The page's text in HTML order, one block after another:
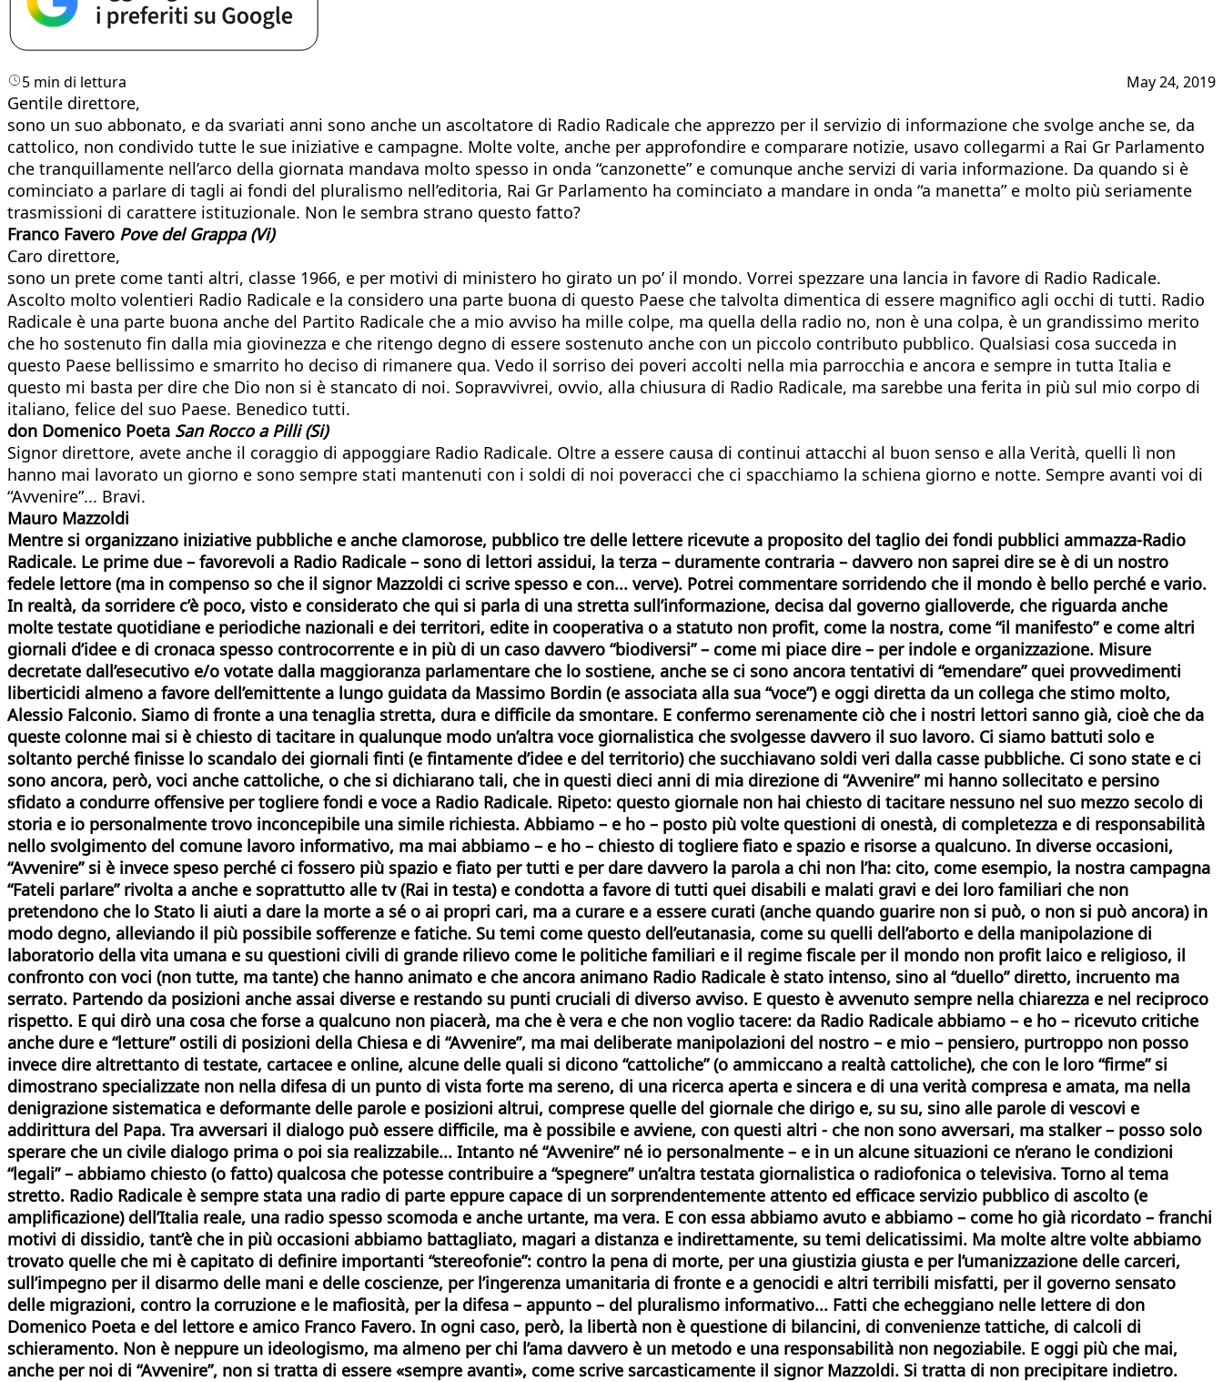
5 min di lettura May 24, 2019
Gentile direttore,
sono un suo abbonato, e da svariati anni sono anche un ascoltatore di Radio Radicale che apprezzo per il servizio di informazione che svolge anche se, da
cattolico, non condivido tutte le sue iniziative e campagne. Molte volte, anche per approfondire e comparare notizie, usavo collegarmi a Rai Gr Parlamento
che tranquillamente nell’arco della giornata mandava molto spesso in onda “canzonette” e comunque anche servizi di varia informazione. Da quando si è
cominciato a parlare di tagli ai fondi del pluralismo nell’editoria, Rai Gr Parlamento ha cominciato a mandare in onda “a manetta” e molto più seriamente
trasmissioni di carattere istituzionale. Non le sembra strano questo fatto?
Franco Favero Pove del Grappa (Vi)
Caro direttore,
sono un prete come tanti altri, classe 1966, e per motivi di ministero ho girato un po’ il mondo. Vorrei spezzare una lancia in favore di Radio Radicale.
Ascolto molto volentieri Radio Radicale e la considero una parte buona di questo Paese che talvolta dimentica di essere magnifico agli occhi di tutti. Radio
Radicale è una parte buona anche del Partito Radicale che a mio avviso ha mille colpe, ma quella della radio no, non è una colpa, è un grandissimo merito
che ho sostenuto fin dalla mia giovinezza e che ritengo degno di essere sostenuto anche con un piccolo contributo pubblico. Qualsiasi cosa succeda in
questo Paese bellissimo e smarrito ho deciso di rimanere qua. Vedo il sorriso dei poveri accolti nella mia parrocchia e ancora e sempre in tutta Italia e
questo mi basta per dire che Dio non si è stancato di noi. Sopravvivrei, ovvio, alla chiusura di Radio Radicale, ma sarebbe una ferita in più sul mio corpo di
italiano, felice del suo Paese. Benedico tutti.
don Domenico Poeta San Rocco a Pilli (Si)
Signor direttore, avete anche il coraggio di appoggiare Radio Radicale. Oltre a essere causa di continui attacchi al buon senso e alla Verità, quelli lì non
hanno mai lavorato un giorno e sono sempre stati mantenuti con i soldi di noi poveracci che ci spacchiamo la schiena giorno e notte. Sempre avanti voi di
“Avvenire”... Bravi.
Mauro Mazzoldi
Mentre si organizzano iniziative pubbliche e anche clamorose, pubblico tre delle lettere ricevute a proposito del taglio dei fondi pubblici ammazza-Radio
Radicale. Le prime due – favorevoli a Radio Radicale – sono di lettori assidui, la terza – duramente contraria – davvero non saprei dire se è di un nostro
fedele lettore (ma in compenso so che il signor Mazzoldi ci scrive spesso e con... verve). Potrei commentare sorridendo che il mondo è bello perché e vario.
In realtà, da sorridere c’è poco, visto e considerato che qui si parla di una stretta sull’informazione, decisa dal governo gialloverde, che riguarda anche
molte testate quotidiane e periodiche nazionali e dei territori, edite in cooperativa o a statuto non profit, come la nostra, come “il manifesto” e come altri
giornali d’idee e di cronaca spesso controcorrente e in più di un caso davvero “biodiversi” – come mi piace dire – per indole e organizzazione. Misure
decretate dall’esecutivo e/o votate dalla maggioranza parlamentare che lo sostiene, anche se ci sono ancora tentativi di “emendare” quei provvedimenti
liberticidi almeno a favore dell’emittente a lungo guidata da Massimo Bordin (e associata alla sua “voce”) e oggi diretta da un collega che stimo molto,
Alessio Falconio. Siamo di fronte a una tenaglia stretta, dura e difficile da smontare. E confermo serenamente ciò che i nostri lettori sanno già, cioè che da
queste colonne mai si è chiesto di tacitare in qualunque modo un’altra voce giornalistica che svolgesse davvero il suo lavoro. Ci siamo battuti solo e
soltanto perché finisse lo scandalo dei giornali finti (e fintamente d’idee e del territorio) che succhiavano soldi veri dalla casse pubbliche. Ci sono state e ci
sono ancora, però, voci anche cattoliche, o che si dichiarano tali, che in questi dieci anni di mia direzione di “Avvenire” mi hanno sollecitato e persino
sfidato a condurre offensive per togliere fondi e voce a Radio Radicale. Ripeto: questo giornale non hai chiesto di tacitare nessuno nel suo mezzo secolo di
storia e io personalmente trovo inconcepibile una simile richiesta. Abbiamo – e ho – posto più volte questioni di onestà, di completezza e di responsabilità
nello svolgimento del comune lavoro informativo, ma mai abbiamo – e ho – chiesto di togliere fiato e spazio e risorse a qualcuno. In diverse occasioni,
“Avvenire” si è invece speso perché ci fossero più spazio e fiato per tutti e per dare davvero la parola a chi non l’ha: cito, come esempio, la nostra campagna
“Fateli parlare” rivolta a anche e soprattutto alle tv (Rai in testa) e condotta a favore di tutti quei disabili e malati gravi e dei loro familiari che non
pretendono che lo Stato li aiuti a dare la morte a sé o ai propri cari, ma a curare e a essere curati (anche quando guarire non si può, o non si può ancora) in
modo degno, alleviando il più possibile sofferenze e fatiche. Su temi come questo dell’eutanasia, come su quelli dell’aborto e della manipolazione di
laboratorio della vita umana e su questioni civili di grande rilievo come le politiche familiari e il regime fiscale per il mondo non profit laico e religioso, il
confronto con voci (non tutte, ma tante) che hanno animato e che ancora animano Radio Radicale è stato intenso, sino al “duello” diretto, incruento ma
serrato. Partendo da posizioni anche assai diverse e restando su punti cruciali di diverso avviso. E questo è avvenuto sempre nella chiarezza e nel reciproco
rispetto. E qui dirò una cosa che forse a qualcuno non piacerà, ma che è vera e che non voglio tacere: da Radio Radicale abbiamo – e ho – ricevuto critiche
anche dure e “letture” ostili di posizioni della Chiesa e di “Avvenire”, ma mai deliberate manipolazioni del nostro – e mio – pensiero, purtroppo non posso
invece dire altrettanto di testate, cartacee e online, alcune delle quali si dicono “cattoliche” (o ammiccano a realtà cattoliche), che con le loro “firme” si
dimostrano specializzate non nella difesa di un punto di vista forte ma sereno, di una ricerca aperta e sincera e di una verità compresa e amata, ma nella
denigrazione sistematica e deformante delle parole e posizioni altrui, comprese quelle del giornale che dirigo e, su su, sino alle parole di vescovi e
addirittura del Papa. Tra avversari il dialogo può essere difficile, ma è possibile e avviene, con questi altri - che non sono avversari, ma stalker – posso solo
sperare che un civile dialogo prima o poi sia realizzabile... Intanto né “Avvenire” né io personalmente – e in un alcune situazioni ce n’erano le condizioni
“legali” – abbiamo chiesto (o fatto) qualcosa che potesse contribuire a “spegnere” un’altra testata giornalistica o radiofonica o televisiva. Torno al tema
stretto. Radio Radicale è sempre stata una radio di parte eppure capace di un sorprendentemente attento ed efficace servizio pubblico di ascolto (e
amplificazione) dell’Italia reale, una radio spesso scomoda e anche urtante, ma vera. E con essa abbiamo avuto e abbiamo – come ho già ricordato – franchi
motivi di dissidio, tant’è che in più occasioni abbiamo battagliato, magari a distanza e indirettamente, su temi delicatissimi. Ma molte altre volte abbiamo
trovato quelle che mi è capitato di definire importanti “stereofonie”: contro la pena di morte, per una giustizia giusta e per l’umanizzazione delle carceri,
sull’impegno per il disarmo delle mani e delle coscienze, per l’ingerenza umanitaria di fronte e a genocidi e altri terribili misfatti, per il governo sensato
delle migrazioni, contro la corruzione e le mafiosità, per la difesa – appunto – del pluralismo informativo... Fatti che echeggiano nelle lettere di don
Domenico Poeta e del lettore e amico Franco Favero. In ogni caso, però, la libertà non è questione di bilancini, di convenienze tattiche, di calcoli di
schieramento. Non è neppure un ideologismo, ma almeno per chi l’ama davvero è un metodo e una responsabilità non negoziabile. E oggi più che mai,
anche per noi di “Avvenire”, non si tratta di essere «sempre avanti», come scrive sarcasticamente il signor Mazzoldi. Si tratta di non precipitare indietro.